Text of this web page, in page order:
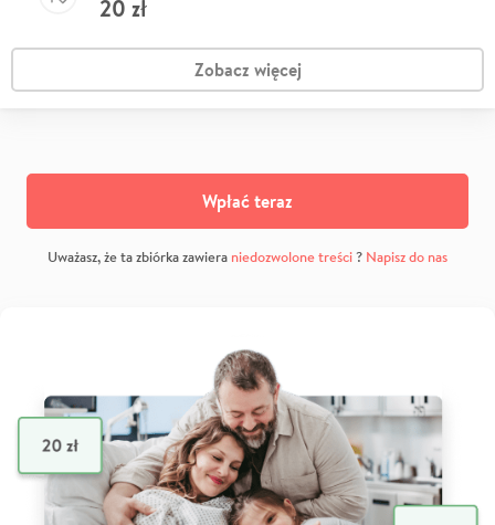
20 zł
Zobacz więcej
Wpłać teraz
Uważasz, że ta zbiórka zawiera niedozwolone treści? Napisz do nas